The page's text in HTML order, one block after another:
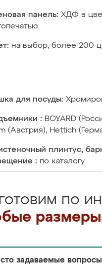
панель: ХДФ в
на выбор, более 200
для посуды:
: BOYARD
(Австрия), Hettich
плинтус,
: по каталогу
по
задаваемые вопросы